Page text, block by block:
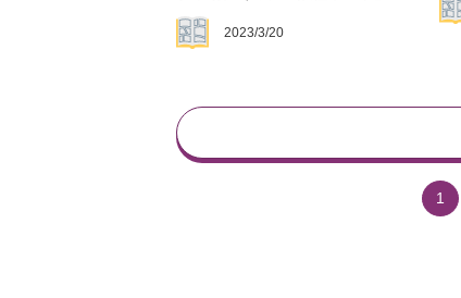
2023/3/20
1